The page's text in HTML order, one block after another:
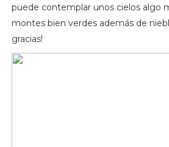
puede contemplar unos cielos algo
montes bien verdes además de
gracias!